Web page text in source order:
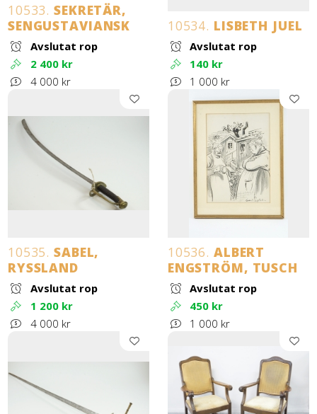
10533. SEKRETÄR,
SENGUSTAVIANSK
Avslutat rop
2 400 kr
4 000 kr
10534. LISBETH JUEL
Avslutat rop
140 kr
1 000 kr
10535. SABEL,
RYSSLAND
Avslutat rop
1 200 kr
4 000 kr
10536. ALBERT
ENGSTRÖM, TUSCH
Avslutat rop
450 kr
1 000 kr